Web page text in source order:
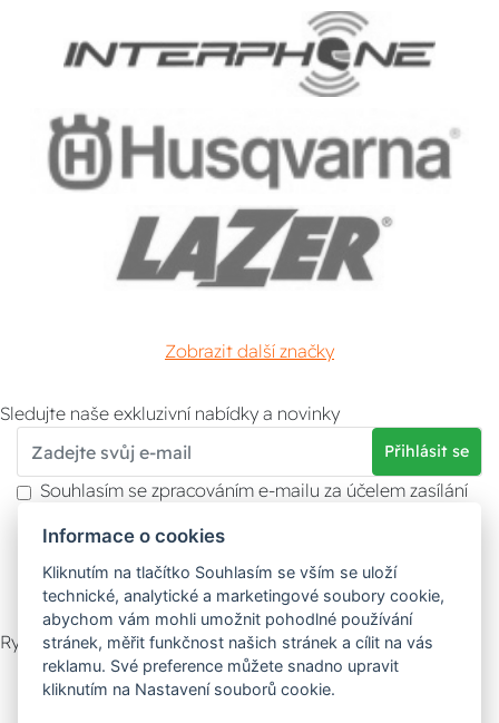
Zobrazit další značky
Sledujte naše exkluzivní nabídky a novinky
Přihlásit se
Souhlasím se zpracováním e-mailu za účelem zasílání
Více informací naleznete v
údajů . Souhlas můžete kdykoliv odvolat.
Rychlý kontakt
Zákaznický servis Vyzvednutí zboží
Informace o cookies
Kliknutím na tlačítko Souhlasím se vším se uloží
technické, analytické a marketingové soubory cookie,
abychom vám mohli umožnit pohodlné používání
stránek, měřit funkčnost našich stránek a cílit na vás
reklamu. Své preference můžete snadno upravit
kliknutím na Nastavení souborů cookie.